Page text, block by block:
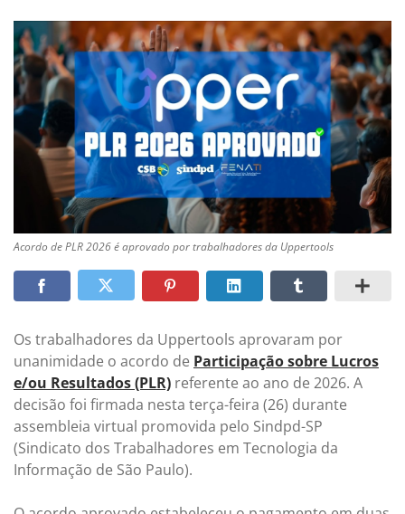
Acordo de PLR 2026 é aprovado por trabalhadores da Uppertools
Os trabalhadores da Uppertools aprovaram por
unanimidade o acordo de Participação sobre Lucros
e/ou Resultados (PLR) referente ao ano de 2026. A
decisão foi firmada nesta terça-feira (26) durante
assembleia virtual promovida pelo Sindpd-SP
(Sindicato dos Trabalhadores em Tecnologia da
Informação de São Paulo).